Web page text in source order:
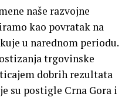
naše razvojne
kao povratak na
u narednom periodu.
trgovinske
dobrih rezultata
su postigle Crna Gora i